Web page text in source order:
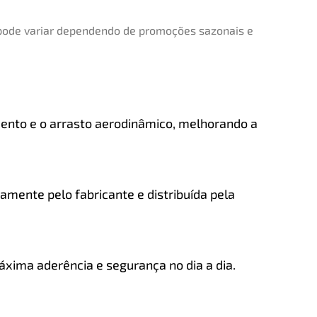
variar dependendo de promoções sazonais e
e o arrasto aerodinâmico, melhorando a
pelo fabricante e distribuída pela
aderência e segurança no dia a dia.